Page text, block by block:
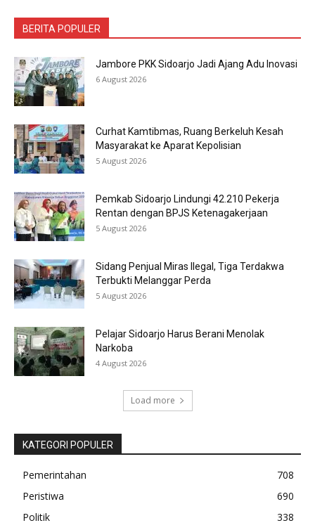
BERITA POPULER
Jambore PKK Sidoarjo Jadi Ajang Adu Inovasi
6 August 2026
Curhat Kamtibmas, Ruang Berkeluh Kesah
Masyarakat ke Aparat Kepolisian
5 August 2026
Pemkab Sidoarjo Lindungi 42.210 Pekerja
Rentan dengan BPJS Ketenagakerjaan
5 August 2026
Sidang Penjual Miras Ilegal, Tiga Terdakwa
Terbukti Melanggar Perda
5 August 2026
Pelajar Sidoarjo Harus Berani Menolak
Narkoba
4 August 2026
Load more
KATEGORI POPULER
Pemerintahan
708
Peristiwa
690
Politik
338